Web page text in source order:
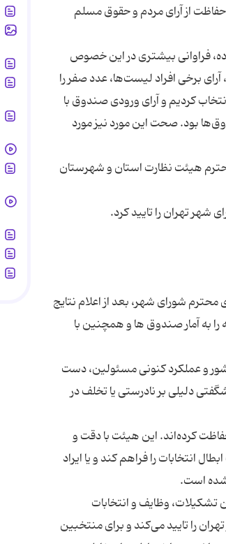
از آرای مردم و حقوق مسلم
فراوانی بیشتری در این خصوص
برخی افراد لیست‌ها، عدد صفر را
اتفاقی انتخاب کردیم و آرای ورودی صندوق با
بود. صحت این مورد نیز مورد
هیئت نظارت استان و شهرستان
شورای شهر، بعد از اعلام نتایج
را به آمار صندوق ها و همچنین با
و عملکرد کنونی مسئولین، دست
دلیلی بر نادرستی یا تخلف در
کرده‌اند. این هیئت با دقت و
انتخابات را فراهم کند و یا ایراد
اجرای ماده ٥٦ آئین‌نامه اجرایی قانون تشکیلات، وظایف و انتخابات
را تایید می‌کند و برای منتخبین